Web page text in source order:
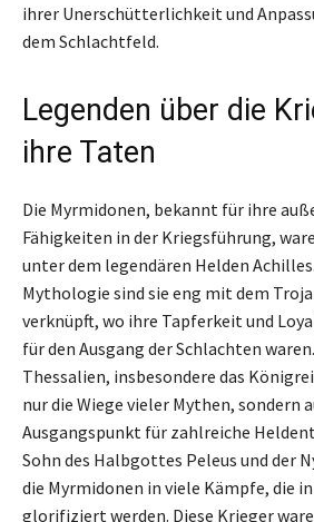
ihrer Unerschütterlichkeit und
dem Schlachtfeld.
Legenden über die
ihre Taten
Die Myrmidonen, bekannt für ihre
Fähigkeiten in der Kriegsführung,
unter dem legendären Helden
Mythologie sind sie eng mit dem
verknüpft, wo ihre Tapferkeit und
für den Ausgang der Schlachten
Thessalien, insbesondere das
nur die Wiege vieler Mythen, sondern
Ausgangspunkt für zahlreiche
Sohn des Halbgottes Peleus und der
die Myrmidonen in viele Kämpfe, die
glorifiziert werden. Diese Krieger